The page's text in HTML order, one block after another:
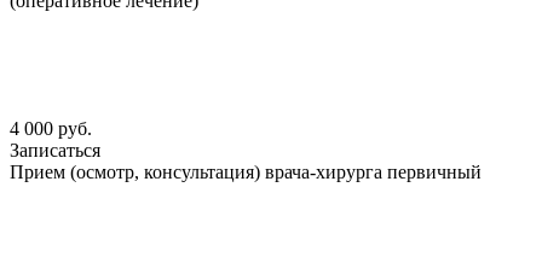
4 000 руб.
Записаться
Прием (осмотр, консультация) врача-хирурга первичный